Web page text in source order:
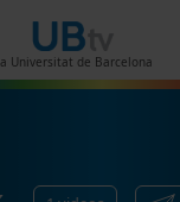
Universitat de Barcelona